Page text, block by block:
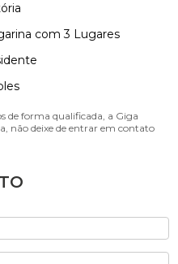
com 3 Lugares
de forma qualificada, a Giga
não deixe de entrar em contato